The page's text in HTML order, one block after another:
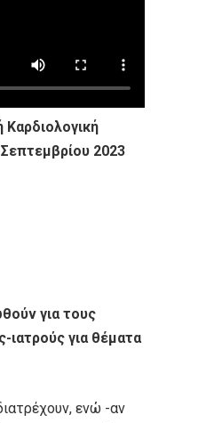
Καρδιολογική
2023
για τους
για θέματα
ενώ -αν